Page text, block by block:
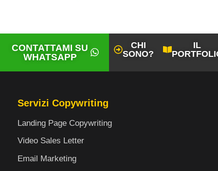
CONTATTAMI SU
WHATSAPP
CHI
SONO?
IL
Servizi Copywriting
Landing Page Copywriting
Video Sales Letter
Email Marketing